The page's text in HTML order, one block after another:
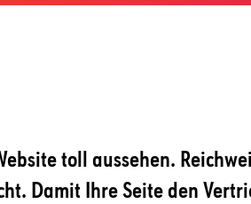
toll aussehen.
Damit Ihre Seite den